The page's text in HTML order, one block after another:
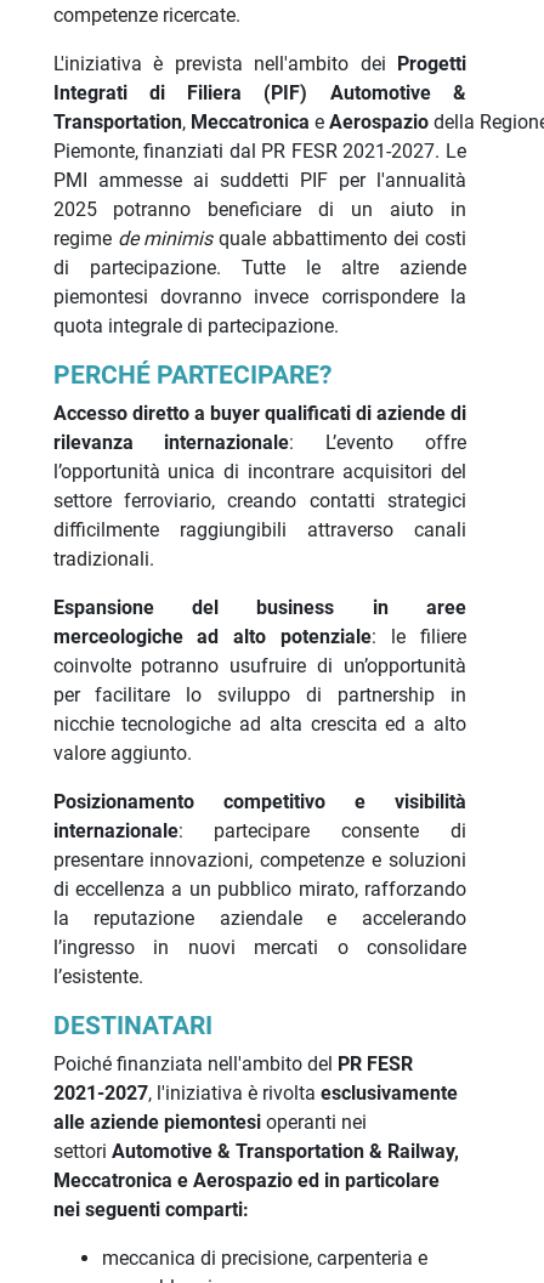
competenze ricercate.
L'iniziativa è prevista nell'ambito dei
Progetti
Integrati di Filiera (PIF) Automotive &
Transportation, Meccatronica e Aerospaziodella
Piemonte, finanziati dal PR FESR 2021-2027. Le
PMI ammesse ai suddetti PIF per l'annualità
2025 potranno beneficiare di un aiuto in
regime de minimisquale abbattimento dei costi
di partecipazione. Tutte le altre aziende
piemontesi dovranno invece corrispondere la
quota integrale di partecipazione.
PERCHÉ PARTECIPARE?
Accesso diretto a buyer qualificati di aziende di
rilevanza internazionale: L’evento offre
l’opportunità unica di incontrare acquisitori del
settore ferroviario, creando contatti strategici
difficilmente raggiungibili attraverso canali
tradizionali.
Espansione del business in aree
merceologiche ad alto potenziale: le filiere
coinvolte potranno usufruire di un’opportunità
per facilitare lo sviluppo di partnership in
nicchie tecnologiche ad alta crescita ed a alto
valore aggiunto.
Posizionamento competitivo e visibilità
internazionale: partecipare consente di
presentare innovazioni, competenze e soluzioni
di eccellenza a un pubblico mirato, rafforzando
la reputazione aziendale e accelerando
l’ingresso in nuovi mercati o consolidare
l’esistente.
DESTINATARI
Poiché finanziata nell'ambito del PR FESR
2021-2027, l'iniziativa è rivolta esclusivamente
alle aziende piemontesioperanti nei
settori Automotive & Transportation & Railway,
Meccatronica e Aerospazio ed in particolare
nei seguenti comparti:
meccanica di precisione, carpenteria e